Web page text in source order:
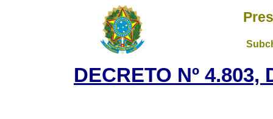
DECRETO Nº 4.803,